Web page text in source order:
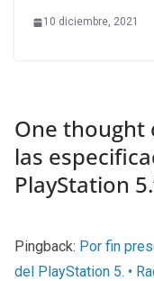
10 diciembre, 2021
One thought
las
PlayStation 5.
Pingback: Por fin
del PlayStation 5. •